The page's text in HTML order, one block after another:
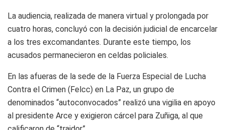
La audiencia, realizada de manera virtual y prolongada por
cuatro horas, concluyó con la decisión judicial de encarcelar
a los tres excomandantes. Durante este tiempo, los
acusados permanecieron en celdas policiales.
En las afueras de la sede de la Fuerza Especial de Lucha
Contra el Crimen (Felcc) en La Paz, un grupo de
denominados “autoconvocados” realizó una vigilia en apoyo
al presidente Arce y exigieron cárcel para Zuñiga, al que